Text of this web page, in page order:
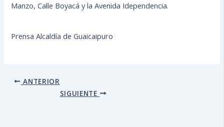
Manzo, Calle Boyacá y la Avenida Idependencia.
Prensa Alcaldía de Guaicaipuro
ANTERIOR
SIGUIENTE